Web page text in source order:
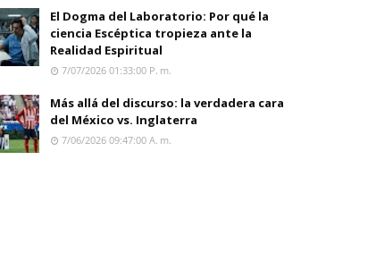
El Dogma del Laboratorio: Por qué la
ciencia Escéptica tropieza ante la
Realidad Espiritual
7/07/2026 01:33:00 P. M.
Más allá del discurso: la verdadera cara
del México vs. Inglaterra
7/06/2026 09:47:00 A. M.